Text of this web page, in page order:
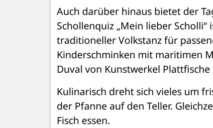
Auch darüber hinaus bietet der
Schollenquiz „Mein lieber
traditioneller Volkstanz für
Kinderschminken mit maritimen
Duval von Kunstwerkel
Kulinarisch dreht sich vieles um
der Pfanne auf den Teller.
Fisch essen.